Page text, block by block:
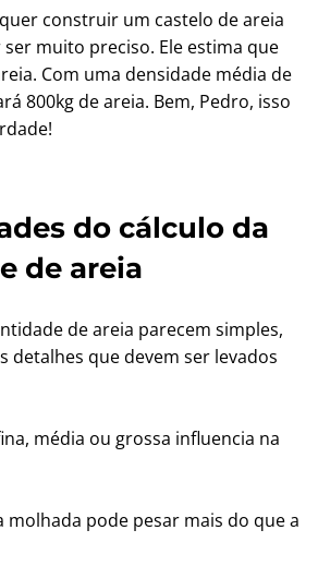
construir um castelo de areia
muito preciso. Ele estima que
Com uma densidade média de
800kg de areia. Bem, Pedro, isso
do cálculo da
de areia
de areia parecem simples,
detalhes que devem ser levados
média ou grossa influencia na
molhada pode pesar mais do que a